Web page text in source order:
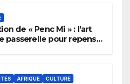
de « Penc Mi » : l’art
passerelle pour repenser
AFRIQUE CULTURE